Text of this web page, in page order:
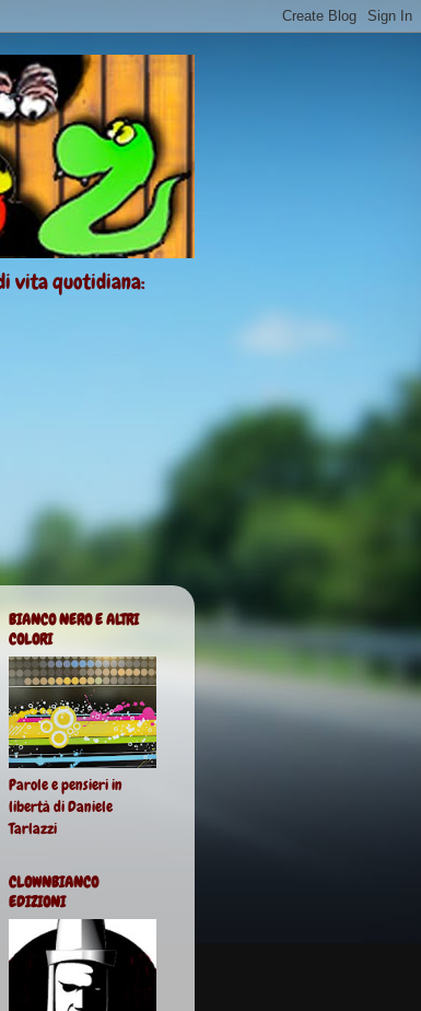
vita quotidiana:
BIANCO NERO E ALTRI
COLORI
Parole e pensieri in
libertà di Daniele
Tarlazzi
CLOWNBIANCO
EDIZIONI